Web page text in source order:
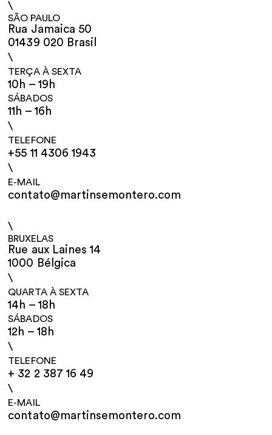
\
SÃO PAULO
Rua Jamaica 50
01439 020 Brasil
\
TERÇA À SEXTA
10h – 19h
SÁBADOS
11h – 16h
\
TELEFONE
+55 11 4306 1943
\
E-MAIL
contato@martinsemontero.com
\
BRUXELAS
Rue aux Laines 14
1000 Bélgica
\
QUARTA À SEXTA
14h – 18h
SÁBADOS
12h – 18h
\
TELEFONE
+ 32 2 387 16 49
\
E-MAIL
contato@martinsemontero.com